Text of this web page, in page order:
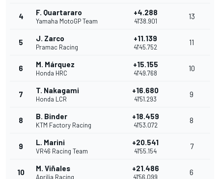
4 F. Quartararo
Yamaha MotoGP Team
+4.288
41'38.901
13
5 J. Zarco
Pramac Racing
+11.139
41'45.752
11
6 M. Márquez
Honda HRC
+15.155
41'49.768
10
7 T. Nakagami
Honda LCR
+16.680
41'51.293
9
8 B. Binder
KTM Factory Racing
+18.459
41'53.072
8
9 L. Marini
VR46 Racing Team
+20.541
41'55.154
7
10 M. Viñales
Aprilia Racing
+21.486
41'56.099
6